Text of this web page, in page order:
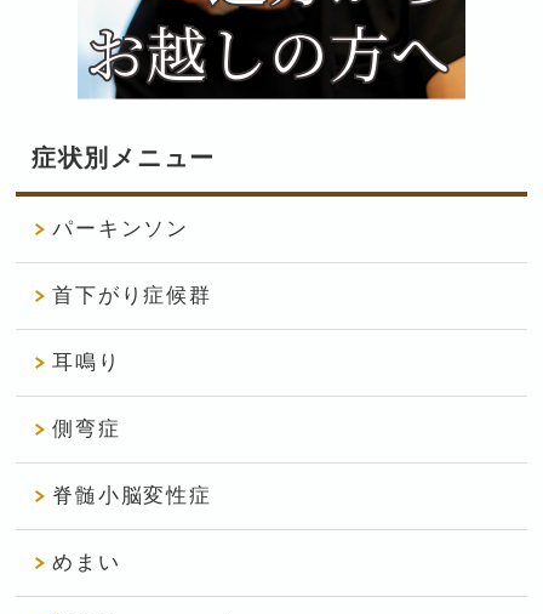
症状別メニュー
パーキンソン
首下がり症候群
耳鳴り
側弯症
脊髄小脳変性症
めまい